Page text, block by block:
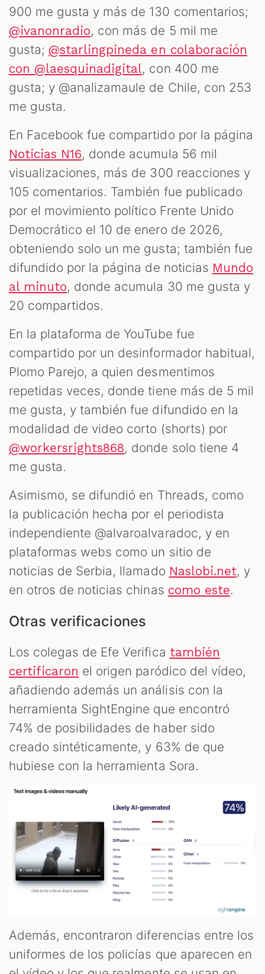
900 me gusta y más de 130 comentarios;
@ivanonradio, con más de 5 mil me
gusta; @starlingpineda en colaboración
con @laesquinadigital, con 400 me
gusta; y @analizamaule de Chile, con 253
me gusta.
En Facebook fue compartido por la página
Noticias N16, donde acumula 56 mil
visualizaciones, más de 300 reacciones y
105 comentarios. También fue publicado
por el movimiento político Frente Unido
Democrático el 10 de enero de 2026,
obteniendo solo un me gusta; también fue
difundido por la página de noticias Mundo
al minuto, donde acumula 30 me gusta y
20 compartidos.
En la plataforma de YouTube fue
compartido por un desinformador habitual,
Plomo Parejo, a quien desmentimos
repetidas veces, donde tiene más de 5 mil
me gusta, y también fue difundido en la
modalidad de video corto (shorts) por
@workersrights868, donde solo tiene 4
me gusta.
Asimismo, se difundió en Threads, como
la publicación hecha por el periodista
independiente @alvaroalvaradoc, y en
plataformas webs como un sitio de
noticias de Serbia, llamado Naslobi.net, y
en otros de noticias chinas como este.
Otras verificaciones
Los colegas de Efe Verifica también
certificaron el origen paródico del vídeo,
añadiendo además un análisis con la
herramienta SightEngine que encontró
74% de posibilidades de haber sido
creado sintéticamente, y 63% de que
hubiese con la herramienta Sora.
Además, encontraron diferencias entre los
uniformes de los policías que aparecen en